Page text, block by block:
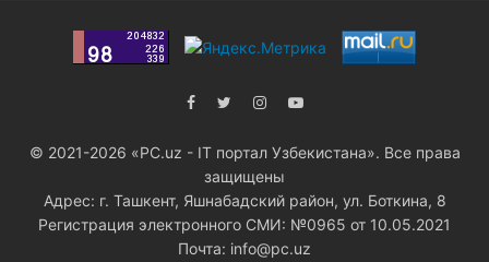
© 2021-2026 «PC.uz - IT портал Узбекистана». Все права
защищены
Адрес: г. Ташкент, Яшнабадский район, ул. Боткина, 8
Регистрация электронного СМИ: №0965 от 10.05.2021
Почта: info@pc.uz